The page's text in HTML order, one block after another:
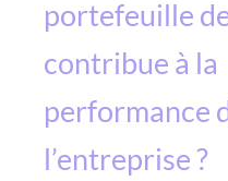
portefeuille
contribue à la
performance
l’entreprise ?